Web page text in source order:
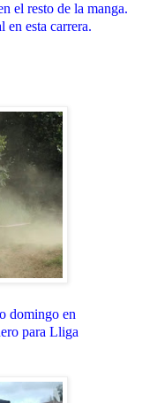
el resto de la manga.
esta carrera.
domingo en
para Lliga